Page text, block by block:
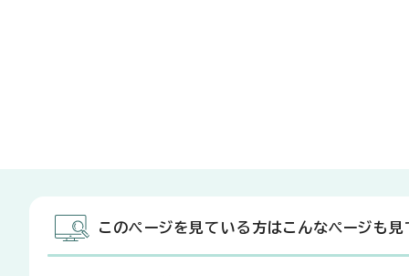
このページを見ている方はこんなページも見